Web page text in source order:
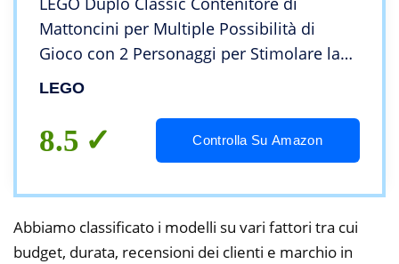
Mattoncini per Multiple Possibilità di
Gioco con 2 Personaggi per Stimolare la
Fantasia di Bambini +1 Anno e Mezzo,
LEGO
8.5 Controlla Su Amazon
Abbiamo classificato i modelli su vari fattori tra cui
budget, durata, recensioni dei clienti e marchio in